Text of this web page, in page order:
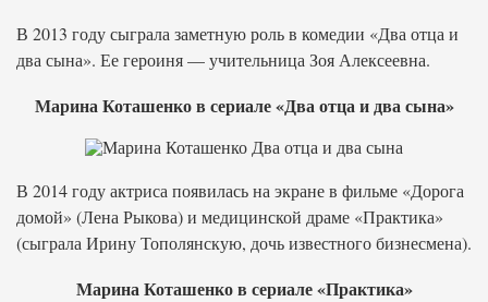
В 2013 году сыграла заметную роль в комедии «Два отца и
два сына». Ее героиня — учительница Зоя Алексеевна.
Марина Коташенко в сериале «Два отца и два сына»
В 2014 году актриса появилась на экране в фильме «Дорога
домой» (Лена Рыкова) и медицинской драме «Практика»
(сыграла Ирину Тополянскую, дочь известного бизнесмена).
Марина Коташенко в сериале «Практика»